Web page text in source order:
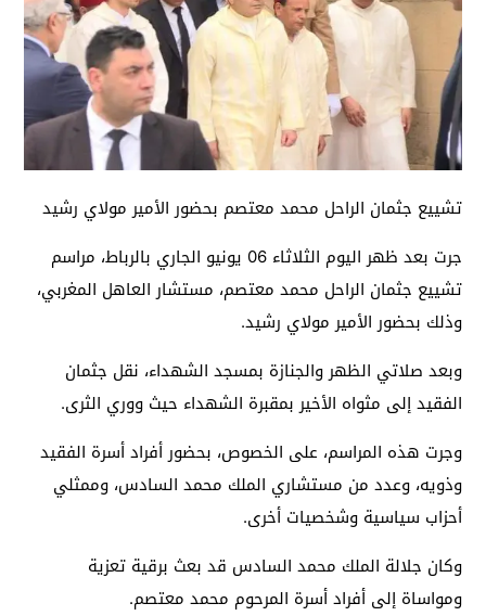
تشييع جثمان الراحل محمد معتصم بحضور الأمير مولاي رشيد
جرت بعد ظهر اليوم الثلاثاء 06 يونيو الجاري بالرباط، مراسم
تشييع جثمان الراحل محمد معتصم، مستشار العاهل المغربي،
وذلك بحضور الأمير مولاي رشيد.
وبعد صلاتي الظهر والجنازة بمسجد الشهداء، نقل جثمان
الفقيد إلى مثواه الأخير بمقبرة الشهداء حيث ووري الثرى.
وجرت هذه المراسم، على الخصوص، بحضور أفراد أسرة الفقيد
وذويه، وعدد من مستشاري الملك محمد السادس، وممثلي
أحزاب سياسية وشخصيات أخرى.
وكان جلالة الملك محمد السادس قد بعث برقية تعزية
ومواساة إلى أفراد أسرة المرحوم محمد معتصم.